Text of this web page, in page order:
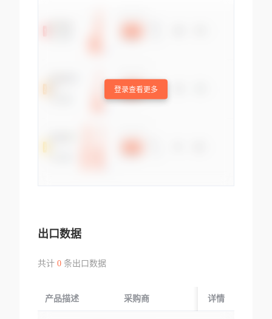
登录查看更多
出口数据
共计 0条出口数据
产品描述 采购商 起运国/地区
详情